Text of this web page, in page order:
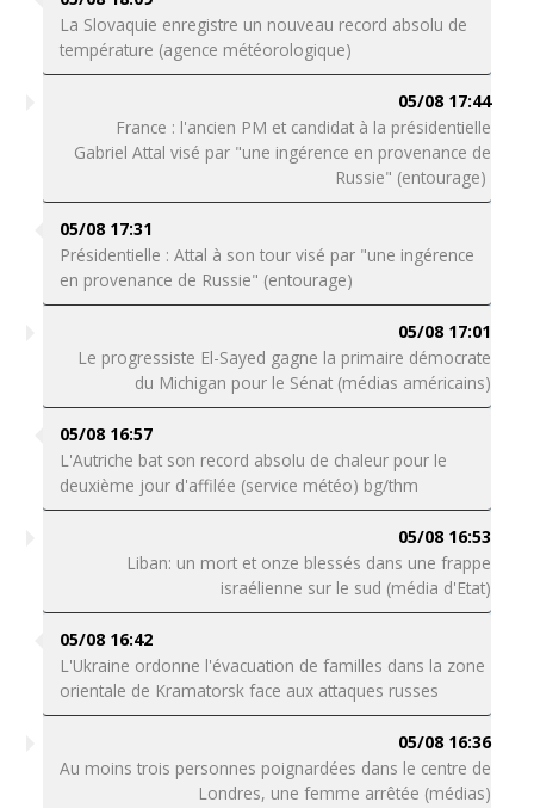
La Slovaquie enregistre un nouveau record absolu de
température (agence météorologique)
05/08 17:44
France : l'ancien PM et candidat à la présidentielle
Gabriel Attal visé par "une ingérence en provenance de
Russie" (entourage)
05/08 17:31
Présidentielle : Attal à son tour visé par "une ingérence
en provenance de Russie" (entourage)
05/08 17:01
Le progressiste El-Sayed gagne la primaire démocrate
du Michigan pour le Sénat (médias américains)
05/08 16:57
L'Autriche bat son record absolu de chaleur pour le
deuxième jour d'affilée (service météo) bg/thm
05/08 16:53
Liban: un mort et onze blessés dans une frappe
israélienne sur le sud (média d'Etat)
05/08 16:42
L'Ukraine ordonne l'évacuation de familles dans la zone
orientale de Kramatorsk face aux attaques russes
05/08 16:36
Au moins trois personnes poignardées dans le centre de
Londres, une femme arrêtée (médias)